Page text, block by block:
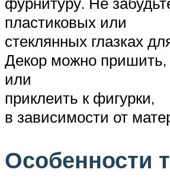
пластиковых или
стеклянных глазках
Декор можно пришить,
или
приклеить к фигурки,
в зависимости от
Особенности